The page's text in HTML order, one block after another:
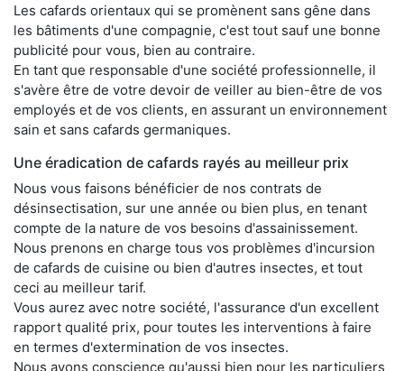
Les cafards orientaux qui se promènent sans gêne dans
les bâtiments d'une compagnie, c'est tout sauf une bonne
publicité pour vous, bien au contraire.
En tant que responsable d'une société professionnelle, il
s'avère être de votre devoir de veiller au bien-être de vos
employés et de vos clients, en assurant un environnement
sain et sans cafards germaniques.
Une éradication de cafards rayés au meilleur prix
Nous vous faisons bénéficier de nos contrats de
désinsectisation, sur une année ou bien plus, en tenant
compte de la nature de vos besoins d'assainissement.
Nous prenons en charge tous vos problèmes d'incursion
de cafards de cuisine ou bien d'autres insectes, et tout
ceci au meilleur tarif.
Vous aurez avec notre société, l'assurance d'un excellent
rapport qualité prix, pour toutes les interventions à faire
en termes d'extermination de vos insectes.
Nous avons conscience qu'aussi bien pour les particuliers